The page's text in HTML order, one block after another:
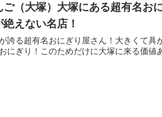
ご（大塚）大塚にある超有名お
絶えない名店！
誇る超有名おにぎり屋さん！大きくて具
にぎり！このためだけに大塚に来る価値